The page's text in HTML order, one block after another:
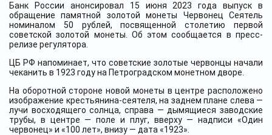
Банк России анонсировал 15 июня 2023 года выпуск в
обращение памятной золотой монеты Червонец Сеятель
номиналом 50 рублей, посвященной столетию первой
советской золотой монеты. Об этом сообщается в пресс-
релизе регулятора.
ЦБ РФ напоминает, что советские золотые червонцы начали
чеканить в 1923 году на Петроградском монетном дворе.
На оборотной стороне новой монеты в центре расположено
изображение крестьянина-сеятеля, на заднем плане слева —
лучи восходящего солнца, справа — дымящиеся заводские
трубы, в центре — поле и плуг, вверху — надписи «Один
червонец» и «100 лет», внизу — дата «1923».